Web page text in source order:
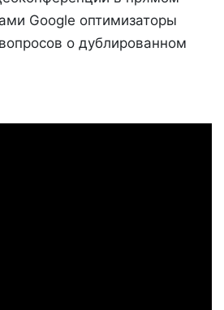
Google оптимизаторы
о дублированном